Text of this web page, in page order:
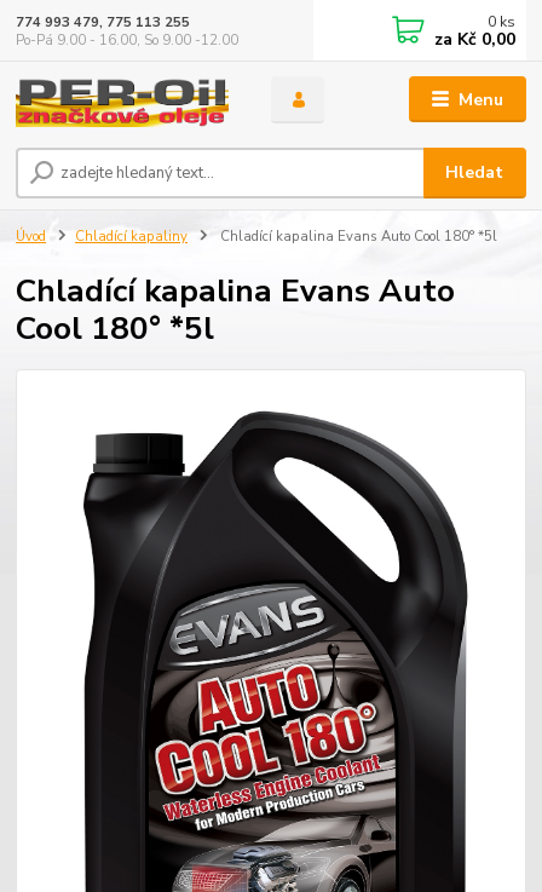
Menu
Hledat
774 993 479, 775 113 255
Po-Pá 9.00 - 16.00, So 9.00 -12.00
0 ks
za Kč 0,00
Úvod Chladící kapaliny Chladící kapalina Evans Auto Cool 180° *5l
Chladící kapalina Evans Auto
Cool 180° *5l